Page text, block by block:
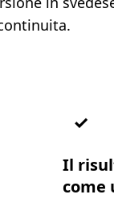
✓
Il
come